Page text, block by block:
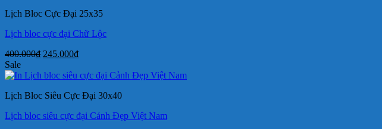
Lịch Bloc Cực Đại 25x35
Lịch bloc cực đại Chữ Lộc
400.000₫ Giá
là:
245.000₫Giá
tại
245.000₫.
Sale
Lịch Bloc Siêu Cực Đại 30x40
Lịch bloc siêu cực đại Cảnh Đẹp Việt Nam